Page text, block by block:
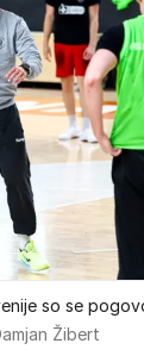
so se
Žibert